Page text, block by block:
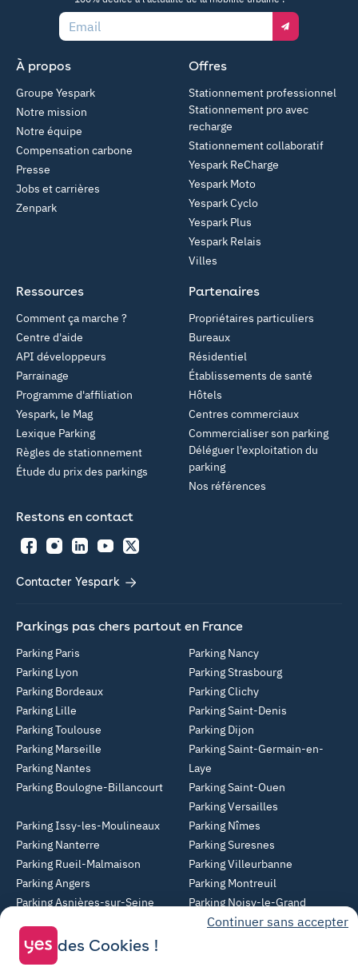
À propos
Groupe Yespark
Notre mission
Notre équipe
Compensation carbone
Presse
Jobs et carrières
Zenpark
Offres
Stationnement professionnel
Stationnement pro avec
recharge
Stationnement collaboratif
Yespark ReCharge
Yespark Moto
Yespark Cyclo
Yespark Plus
Yespark Relais
Villes
Partenaires
Propriétaires particuliers
Bureaux
Résidentiel
Établissements de santé
Hôtels
Centres commerciaux
Commercialiser son parking
Déléguer l'exploitation du
parking
Nos références
Ressources
Comment ça marche ?
Centre d'aide
API développeurs
Parrainage
Programme d'affiliation
Yespark, le Mag
Lexique Parking
Règles de stationnement
Étude du prix des parkings
Restons en contact
FacebookInstagramLinkedInYouTubeTwitter
Contacter Yespark
Parkings pas chers partout en France
Parking Paris
Parking Lyon
Parking Bordeaux
Parking Lille
Parking Toulouse
Parking Marseille
Parking Nantes
Parking Boulogne-Billancourt
Parking Nancy
Parking Strasbourg
Parking Clichy
Parking Saint-Denis
Parking Dijon
Parking Saint-Germain-en-
Laye
Parking Saint-Ouen
Parking Versailles
Parking Issy-les-Moulineaux
Parking Nanterre
Parking Rueil-Malmaison
Parking Angers
Parking Asnières-sur-Seine
Parking Courbevoie
Parking Metz
Parking Nîmes
Parking Suresnes
Parking Villeurbanne
Parking Montreuil
Parking Noisy-le-Grand
Parking Clermont-Ferrand
Continuer sans accepter
des Cookies !